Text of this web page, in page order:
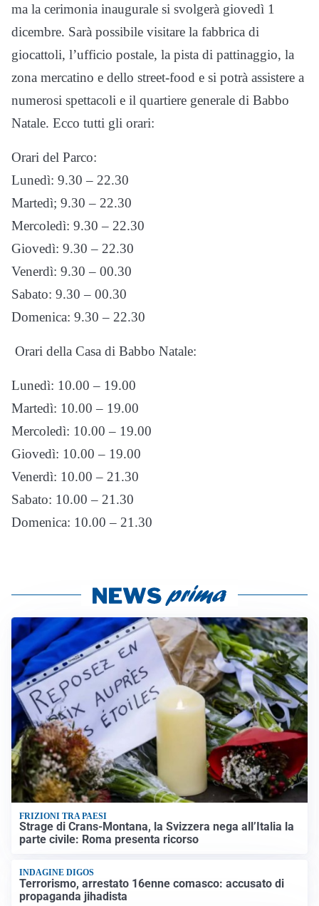
ma la cerimonia inaugurale si svolgerà giovedì 1
dicembre. Sarà possibile visitare la fabbrica di
giocattoli, l’ufficio postale, la pista di pattinaggio, la
zona mercatino e dello street-food e si potrà assistere a
numerosi spettacoli e il quartiere generale di Babbo
Natale. Ecco tutti gli orari:
Orari del Parco:
Lunedì: 9.30 – 22.30
Martedì; 9.30 – 22.30
Mercoledì: 9.30 – 22.30
Giovedì: 9.30 – 22.30
Venerdì: 9.30 – 00.30
Sabato: 9.30 – 00.30
Domenica: 9.30 – 22.30
Orari della Casa di Babbo Natale:
Lunedì: 10.00 – 19.00
Martedì: 10.00 – 19.00
Mercoledì: 10.00 – 19.00
Giovedì: 10.00 – 19.00
Venerdì: 10.00 – 21.30
Sabato: 10.00 – 21.30
Domenica: 10.00 – 21.30
FRIZIONI TRA PAESI
Strage di Crans-Montana, la Svizzera nega all’Italia la
parte civile: Roma presenta ricorso
INDAGINE DIGOS
Terrorismo, arrestato 16enne comasco: accusato di
propaganda jihadista